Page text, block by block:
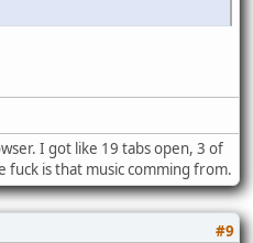
I got like 19 tabs open, 3 of
is that music comming from.
#9